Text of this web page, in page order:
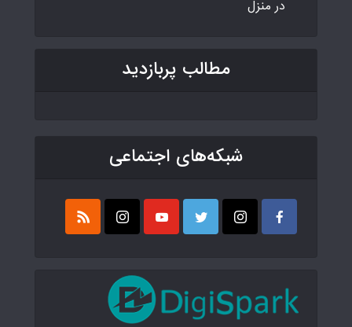
در منزل
مطالب پربازدید
شبکه‌های اجتماعی